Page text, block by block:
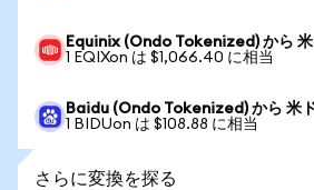
Equinix (Ondo Tokenized) から
1 EQIXon は $1,066.40 に相当
Baidu (Ondo Tokenized) から 米
1 BIDUon は $108.88 に相当
さらに変換を探る